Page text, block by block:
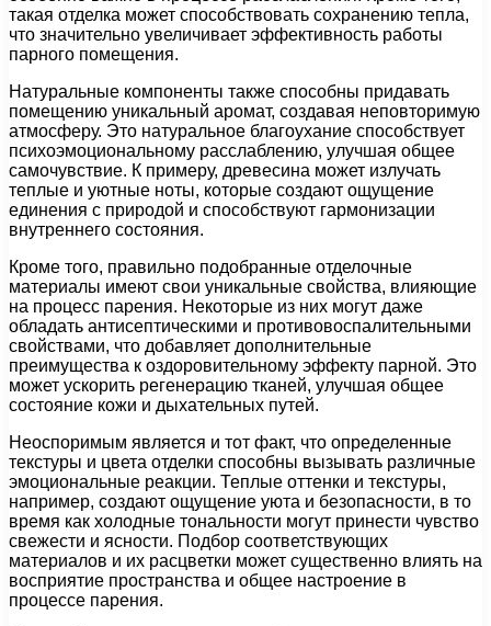
такая отделка может способствовать сохранению тепла,
что значительно увеличивает эффективность работы
парного помещения.
Натуральные компоненты также способны придавать
помещению уникальный аромат, создавая неповторимую
атмосферу. Это натуральное благоухание способствует
психоэмоциональному расслаблению, улучшая общее
самочувствие. К примеру, древесина может излучать
теплые и уютные ноты, которые создают ощущение
единения с природой и способствуют гармонизации
внутреннего состояния.
Кроме того, правильно подобранные отделочные
материалы имеют свои уникальные свойства, влияющие
на процесс парения. Некоторые из них могут даже
обладать антисептическими и противовоспалительными
свойствами, что добавляет дополнительные
преимущества к оздоровительному эффекту парной. Это
может ускорить регенерацию тканей, улучшая общее
состояние кожи и дыхательных путей.
Неоспоримым является и тот факт, что определенные
текстуры и цвета отделки способны вызывать различные
эмоциональные реакции. Теплые оттенки и текстуры,
например, создают ощущение уюта и безопасности, в то
время как холодные тональности могут принести чувство
свежести и ясности. Подбор соответствующих
материалов и их расцветки может существенно влиять на
восприятие пространства и общее настроение в
процессе парения.